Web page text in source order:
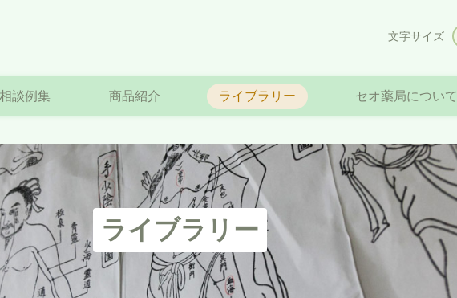
相談例集 商品紹介 ライブラリー セオ薬局について
文字サイズ
ライブラリー